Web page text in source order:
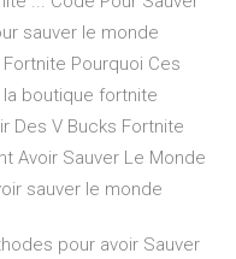
sauver le monde
Pourquoi Ces
boutique fortnite
Des V Bucks Fortnite
Avoir Sauver Le Monde
sauver le monde
pour avoir Sauver